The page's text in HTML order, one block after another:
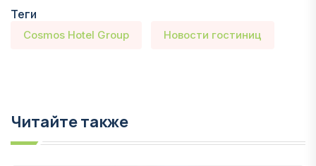
Теги
Cosmos Hotel Group Новости гостиниц
Читайте также